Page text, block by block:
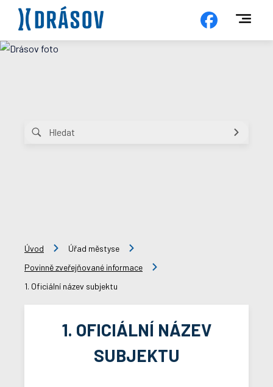
Úvod
Úřad městyse
Povinně zveřejňované informace
1. Oficiální název subjektu
1. OFICIÁLNÍ NÁZEV
SUBJEKTU